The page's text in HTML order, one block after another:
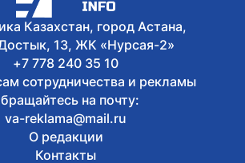
Казахстан, город Астана,
13, ЖК «Нурсая-2»
+7 778 240 35 10
сотрудничества и рекламы
на почту:
va-reklama@mail.ru
О редакции
Контакты